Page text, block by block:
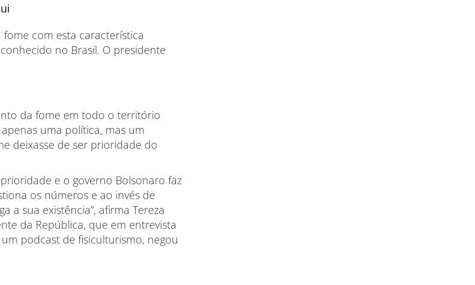
com esta característica
no Brasil. O presidente
da fome em todo o território
uma política, mas um
deixasse de ser prioridade do
e o governo Bolsonaro faz
os números e ao invés de
a sua existência”, afirma Tereza
da República, que em entrevista
podcast de fisiculturismo, negou